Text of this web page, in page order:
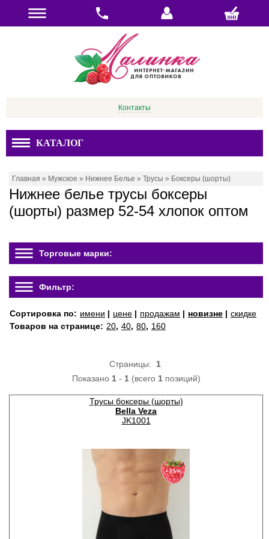
Контакты
КАТАЛОГ
Главная » Мужское » Нижнее Белье » Трусы » Боксеры (шорты)
Нижнее белье трусы боксеры
(шорты) размер 52-54 хлопок оптом
Торговые марки:
Фильтр:
Сортировка по: имени | цене | продажам | новизне | скидке
Товаров на странице: 20, 40, 80, 160
Страницы: 1
Показано 1- 1(всего 1позиций)
Трусы боксеры (шорты)
Bella Veza
JK1001
−25%